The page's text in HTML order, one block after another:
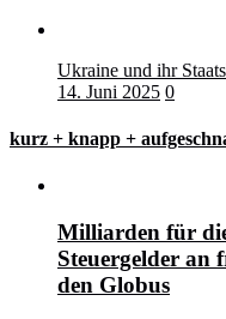
Ukraine und ihr
14. Juni 2025 0
kurz + knapp +
Milliarden für
Steuergelder an
den Globus